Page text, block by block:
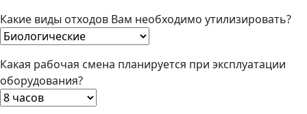
Какие виды отходов Вам необходимо утилизировать?
Какая рабочая смена планируется при эксплуатации
оборудования?